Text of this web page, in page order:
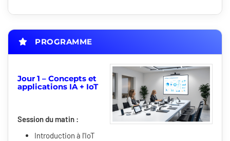
PROGRAMME
Jour 1 – Concepts et
applications IA + IoT
Session du matin :
Introduction à l'IoT